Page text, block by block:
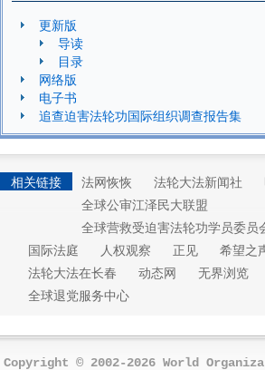
更新版
导读
目录
网络版
电子书
追查迫害法轮功国际组织调查报告集
相关链接 法网恢恢 法轮大法新闻社
全球公审江泽民大联盟
全球营救受迫害法轮功学员委员
国际法庭
人权观察 正见 希望之
法轮大法在长春
动态网 无界浏览
全球退党服务中心
Copyright © 2002-2026 World